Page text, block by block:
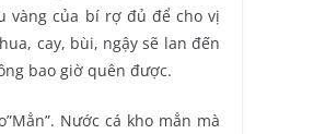
vàng của bí rợ đủ để cho vị
cay, bùi, ngậy sẽ lan đến
bao giờ quên được.
Nước cá kho mẳn mà